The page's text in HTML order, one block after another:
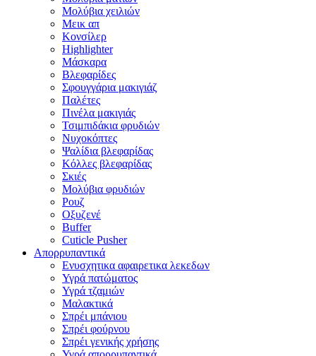
Μολύβια χειλιών
Μεικ απ
Κονσίλερ
Highlighter
Μάσκαρα
Βλεφαρίδες
Σφουγγάρια μακιγιάζ
Παλέτες
Πινέλα μακιγιάς
Τσιμπιδάκια φρυδιών
Νυχοκόπτες
Ψαλίδια βλεφαρίδας
Κόλλες βλεφαρίδας
Σκιές
Μολύβια φρυδιών
Ρουζ
Οξυζενέ
Buffer
Cuticle Pusher
Απορρυπαντικά
Eνυσχητικα αφαιρετικα λεκεδων
Υγρά πατώματος
Υγρά τζαμιών
Μαλακτικά
Σπρέι μπάνιου
Σπρέι φούρνου
Σπρέι γενικής χρήσης